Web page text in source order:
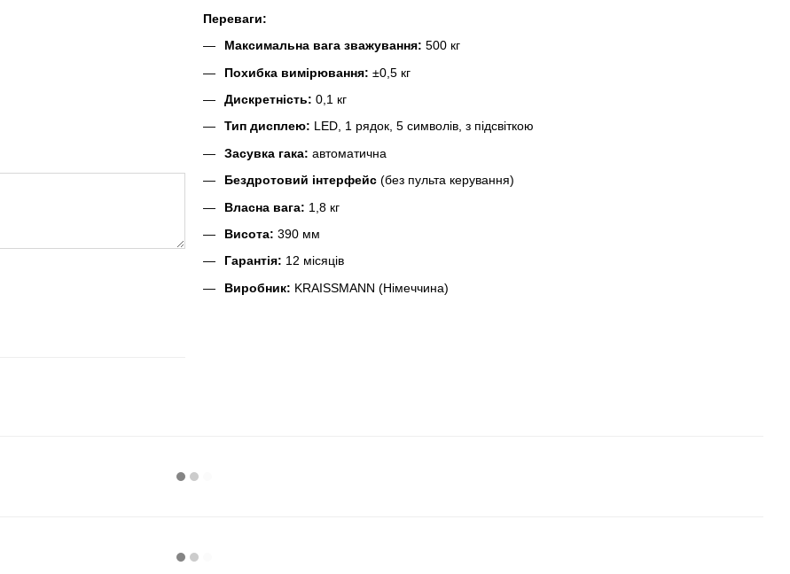
Переваги:
Максимальна вага зважування: 500 кг
Похибка вимірювання: ±0,5 кг
Дискретність: 0,1 кг
Тип дисплею: LED, 1 рядок, 5 символів, з підсвіткою
Засувка гака: автоматична
Бездротовий інтерфейс (без пульта керування)
Власна вага: 1,8 кг
Висота: 390 мм
Гарантія: 12 місяців
Виробник: KRAISSMANN (Німеччина)